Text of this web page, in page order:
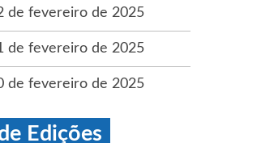
de fevereiro de 2025
de fevereiro de 2025
de fevereiro de 2025
Edições